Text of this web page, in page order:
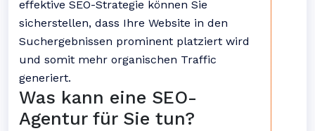
effektive SEO-Strategie können Sie
sicherstellen, dass Ihre Website in den
Suchergebnissen prominent platziert wird
und somit mehr organischen Traffic
generiert.
Was kann eine SEO-
Agentur für Sie tun?